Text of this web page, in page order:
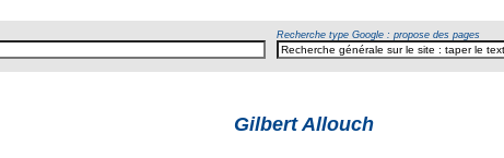
Recherche type Google : propose des pages
Gilbert Allouch